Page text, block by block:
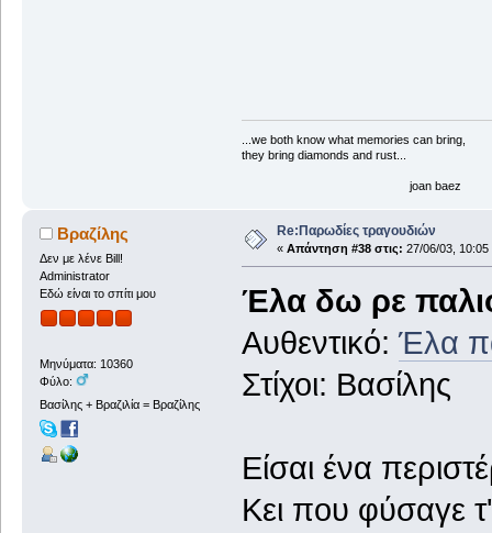
...we both know what memories can bring,
they bring diamonds and rust...
joan baez
Βραζίλης
Δεν με λένε Bill!
Administrator
Εδώ είναι το σπίτι μου
Μηνύματα: 10360
Φύλο:
Βασίλης + Βραζιλία = Βραζίλης
Re:Παρωδίες τραγουδιών
« Απάντηση #38 στις: 27/06/03, 10:05
Έλα δω ρε
Αυθεντικό:Έλα
Στίχοι: Βασίλης
Είσαι ένα
Κει που φύσαγε